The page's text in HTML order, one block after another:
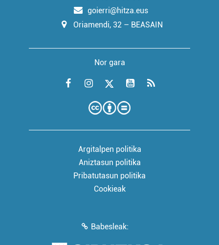
goierri@hitza.eus
Oriamendi, 32 – BEASAIN
Nor gara
Argitalpen politika
Aniztasun politika
Pribatutasun politika
Cookieak
Babesleak: